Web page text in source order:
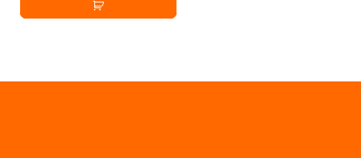
10ml
Menge